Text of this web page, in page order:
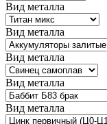
Вид металла
Вид металла
Вид металла
Вид металла
Вид металла